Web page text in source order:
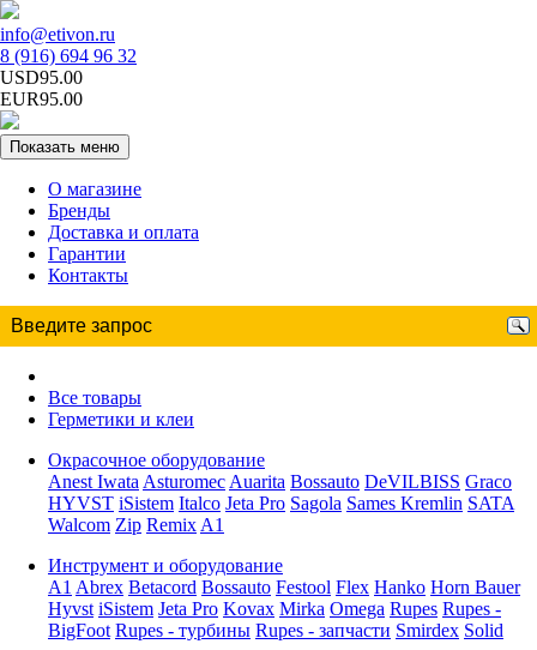
info@etivon.ru
8 (916) 694 96 32
USD95.00
EUR95.00
Показать меню
О магазине
Бренды
Доставка и оплата
Гарантии
Контакты
Все товары
Герметики и клеи
Окрасочное оборудование
Anest Iwata Asturomec Auarita Bossauto DeVILBISS Graco
HYVST iSistem Italco Jeta Pro Sagola Sames Kremlin SATA
Walcom Zip Remix A1
Инструмент и оборудование
A1 Abrex Betacord Bossauto Festool Flex Hanko Horn Bauer
Hyvst iSistem Jeta Pro Kovax Mirka Omega Rupes Rupes -
BigFoot Rupes - турбины Rupes - запчасти Smirdex Solid